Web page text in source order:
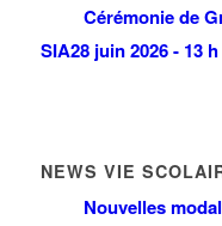
Cérémonie de
SIA28 juin 2026 - 13
NEWS VIE
Nouvelles